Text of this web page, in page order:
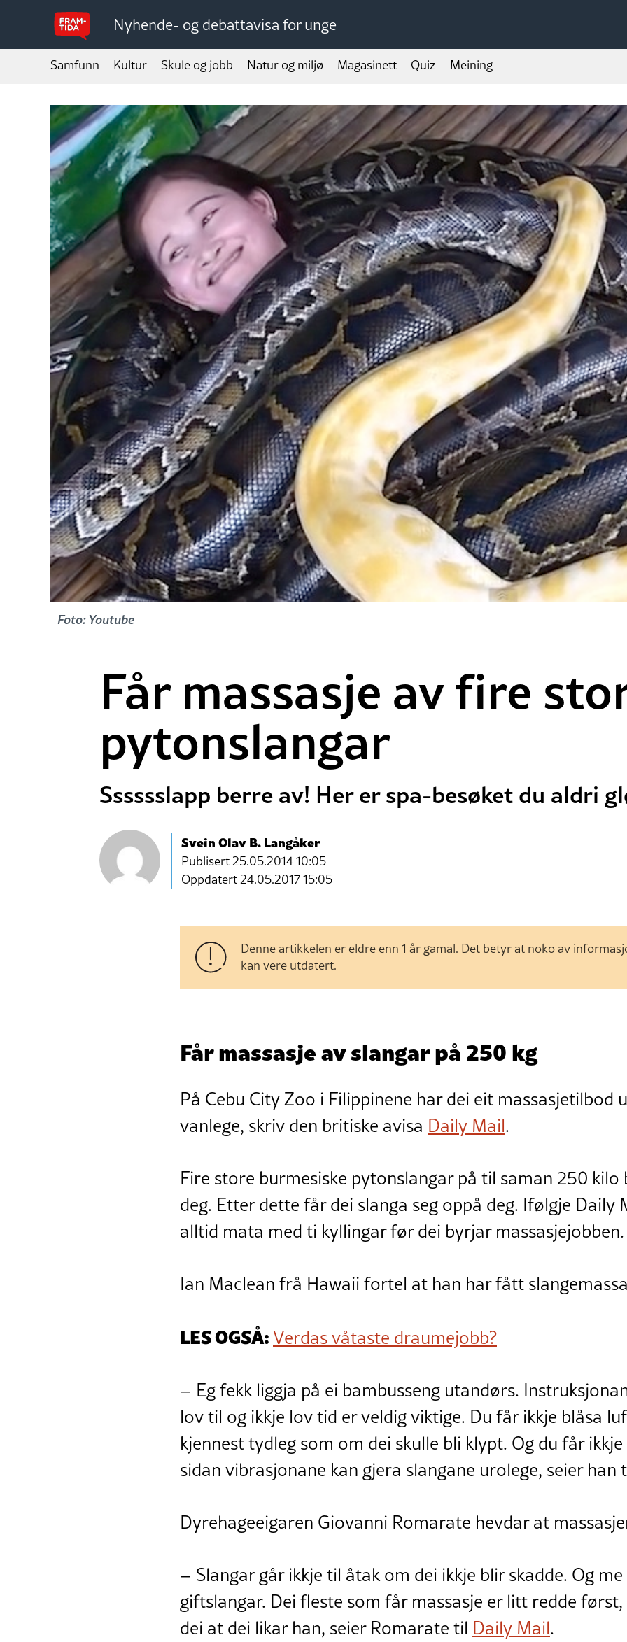
Nyhende- og debattavisa for unge
Samfunn Kultur Skule og jobb Natur og miljø Magasinett Quiz Meining
Foto: Youtube
Får massasje av fire
pytonslangar
Sssssslapp berre av! Her er spa-besøket du aldri
Svein Olav B. Langåker
Publisert25.05.2014 10:05
Oppdatert 24.05.2017 15:05
Denne artikkelen er eldre enn 1 år gamal. Det betyr at noko av
kan vere utdatert.
Får massasje av slangar på 250 kg
På Cebu City Zoo i Filippinene har dei eit massasjetilbod
vanlege, skriv den britiske avisa Daily Mail.
Fire store burmesiske pytonslangar på til saman 250 kilo
deg. Etter dette får dei slanga seg oppå deg. Ifølgje Daily
alltid mata med ti kyllingar før dei byrjar massasjejobben.
Ian Maclean frå Hawaii fortel at han har fått
LES OGSÅ:Verdas våtaste draumejobb?
– Eg fekk liggja på ei bambusseng utandørs.
lov til og ikkje lov tid er veldig viktige. Du får ikkje blåsa
kjennest tydleg som om dei skulle bli klypt. Og du får
sidan vibrasjonane kan gjera slangane urolege, seier han
Dyrehageeigaren Giovanni Romarate hevdar at
– Slangar går ikkje til åtak om dei ikkje blir skadde. Og
giftslangar. Dei fleste som får massasje er litt redde
dei at dei likar han, seier Romarate til Daily Mail.